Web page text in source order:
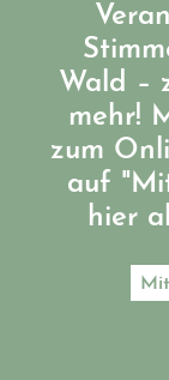
Wald –
mehr!
zum
auf
hier